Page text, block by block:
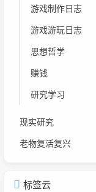
游戏制作日志
游戏游玩日志
思想哲学
赚钱
研究学习
现实研究
老物复活复兴
标签云